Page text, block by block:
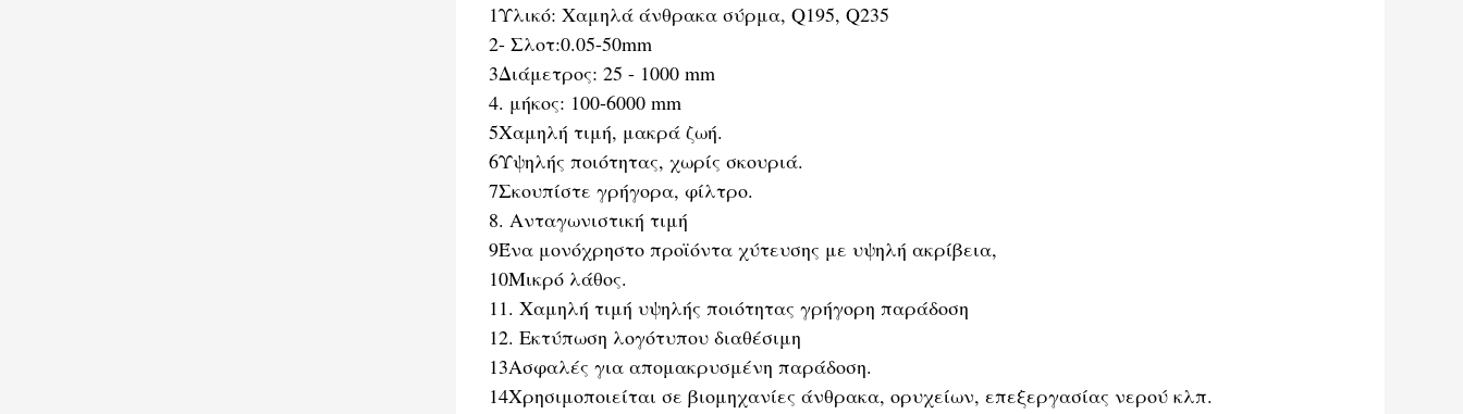
1Υλικό: Χαμηλά άνθρακα σύρμα, Q195, Q235
2- Σλοτ:0.05-50mm
3Διάμετρος: 25 - 1000 mm
4. μήκος: 100-6000 mm
5Χαμηλή τιμή, μακρά ζωή.
6Υψηλής ποιότητας, χωρίς σκουριά.
7Σκουπίστε γρήγορα, φίλτρο.
8. Ανταγωνιστική τιμή
9Ένα μονόχρηστο προϊόντα χύτευσης με υψηλή ακρίβεια,
10Μικρό λάθος.
11. Χαμηλή τιμή υψηλής ποιότητας γρήγορη παράδοση
12. Εκτύπωση λογότυπου διαθέσιμη
13Ασφαλές για απομακρυσμένη παράδοση.
14Χρησιμοποιείται σε βιομηχανίες άνθρακα, ορυχείων, επεξεργασίας νερού κλπ.